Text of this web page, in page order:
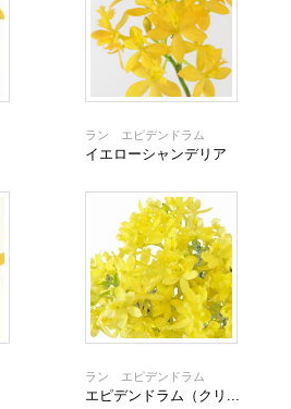
ラン エピデンドラム
イエローシャンデリア
ラン エピデンドラム
エピデンドラム（クリ...